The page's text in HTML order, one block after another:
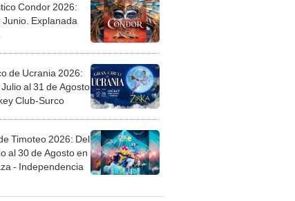
Condor 2026:
Junio. Explanada
de Ucrania 2026:
al 31 de Agosto
Club-Surco
Timoteo 2026: Del
al 30 de Agosto en
- Independencia